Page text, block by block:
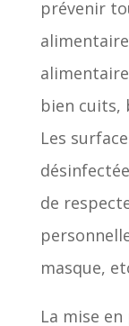
prévenir
bien cuits,
Les
de
masque,
La mise en